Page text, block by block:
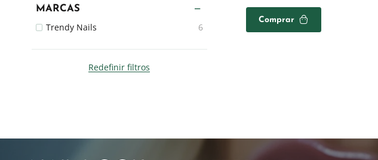
Comprar
MARCAS
Trendy Nails 6
Redefinir filtros